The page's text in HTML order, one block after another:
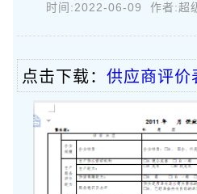
时间:2022-06-09 作者:超
点击下载： 供应商评价